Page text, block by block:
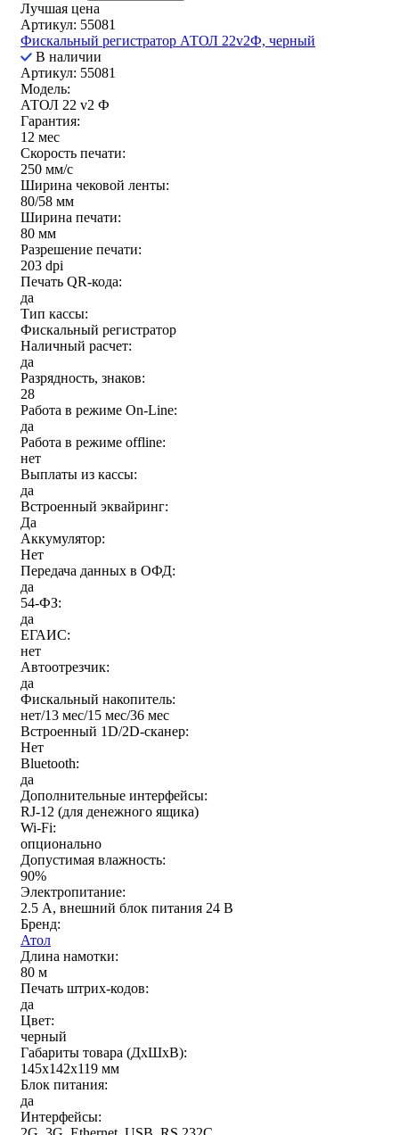
Лучшая цена
Артикул: 55081
Фискальный регистратор АТОЛ 22v2Ф, черный
В наличии
Артикул: 55081
Модель:
АТОЛ 22 v2 Ф
Гарантия:
12 мес
Скорость печати:
250 мм/c
Ширина чековой ленты:
80/58 мм
Ширина печати:
80 мм
Разрешение печати:
203 dpi
Печать QR-кода:
да
Тип кассы:
Фискальный регистратор
Наличный расчет:
да
Разрядность, знаков:
28
Работа в режиме On-Line:
да
Работа в режиме offline:
нет
Выплаты из кассы:
да
Встроенный эквайринг:
Да
Аккумулятор:
Нет
Передача данных в ОФД:
да
54-ФЗ:
да
ЕГАИС:
нет
Автоотрезчик:
да
Фискальный накопитель:
нет/13 мес/15 мес/36 мес
Встроенный 1D/2D-сканер:
Нет
Bluetooth:
да
Дополнительные интерфейсы:
RJ-12 (для денежного ящика)
Wi-Fi:
опционально
Допустимая влажность:
90%
Электропитание:
2.5 А, внешний блок питания 24 В
Бренд:
Атол
Длина намотки:
80 м
Печать штрих-кодов:
да
Цвет:
черный
Габариты товара (ДxШxВ):
145х142х119 мм
Блок питания:
да
Интерфейсы: